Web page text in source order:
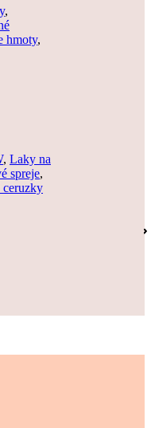
,
hmoty,
, Laky na
spreje,